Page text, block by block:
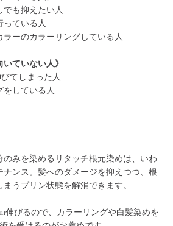
でも抑えたい人
っている人
ラーのカラーリングしている人
いていない人》
てしまった人
をしている人
みを染めるリタッチ根元染めは、いわ
ナンス。髪へのダメージを抑えつつ、根
うプリン状態を解消できます。
伸びるので、カラーリングや白髪染めを